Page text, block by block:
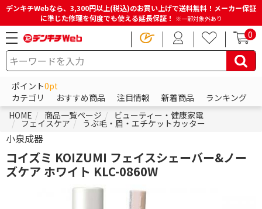
デンキチWebなら、3,300円以上(税込)のお買い上げで送料無料！メーカー保証
に準じた修理を何度でも使える延長保証！ ※一部対象外あり
0
ポイント0pt
カテゴリ
おすすめ商品 注目情報 新着商品
ランキング
HOME
商品一覧ページ ビューティー・健康家電
フェイスケア うぶ毛・眉・エチケットカッター
小泉成器
コイズミ KOIZUMI フェイスシェーバー&ノー
ズケア ホワイト KLC-0860W